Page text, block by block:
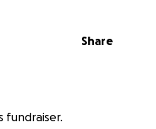
Share
fundraiser.